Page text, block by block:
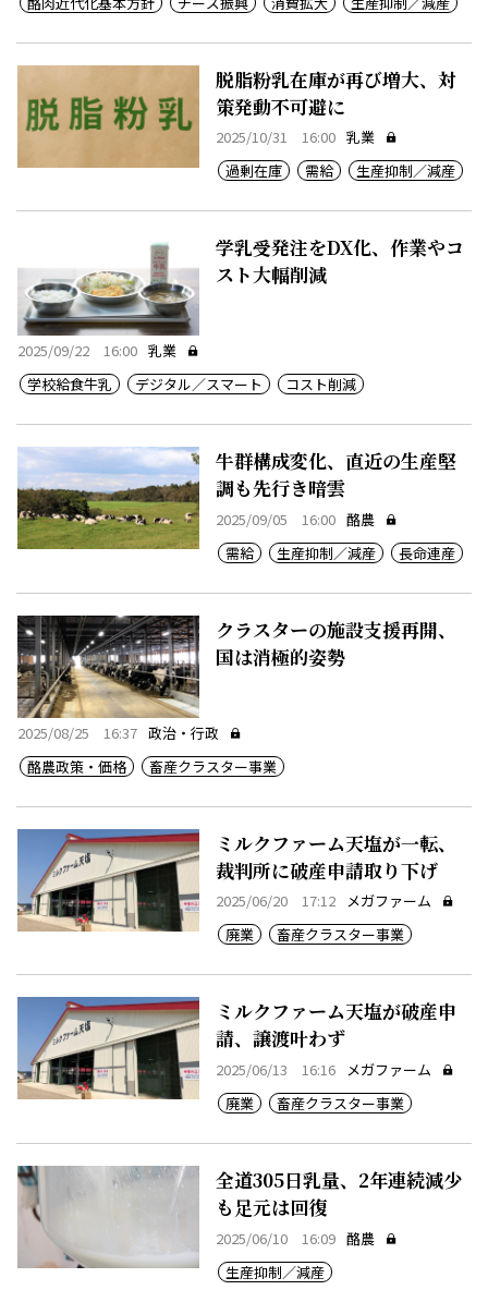
脱脂粉乳在庫が再び増大、対
策発動不可避に
2025/10/31 16:00 乳業
過剰在庫
需給 生産抑制／減産
学乳受発注をDX化、作業やコ
スト大幅削減
2025/09/22 16:00 乳業
学校給食牛乳
デジタル／スマート コスト削減
牛群構成変化、直近の生産堅
調も先行き暗雲
2025/09/05 16:00 酪農
需給
生産抑制／減産 長命連産
クラスターの施設支援再開、
国は消極的姿勢
2025/08/25 16:37 政治・行政
酪農政策・価格
畜産クラスター事業
ミルクファーム天塩が一転、
裁判所に破産申請取り下げ
2025/06/20 17:12 メガファーム
廃業
畜産クラスター事業
ミルクファーム天塩が破産申
請、譲渡叶わず
2025/06/13 16:16 メガファーム
廃業
畜産クラスター事業
全道305日乳量、2年連続減少
も足元は回復
2025/06/10 16:09 酪農
生産抑制／減産